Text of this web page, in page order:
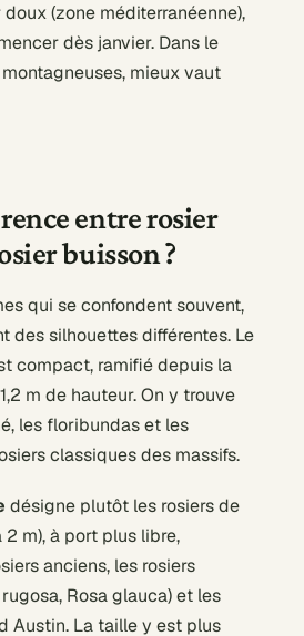
(zone méditerranéenne),
dès janvier. Dans le
mieux vaut
entre rosier
buisson ?
qui se confondent souvent,
des silhouettes différentes. Le
compact, ramifié depuis la
m de hauteur. On y trouve
les floribundas et les
classiques des massifs.
désigne plutôt les rosiers de
2 m), à port plus libre,
anciens, les rosiers
Rosa glauca) et les
Austin. La taille y est plus